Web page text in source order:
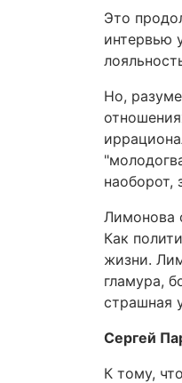
Это
интервью
Но,
наоборот,
Лимонова
Как
жизни.
гламура,
страшная
Сергей
К тому,